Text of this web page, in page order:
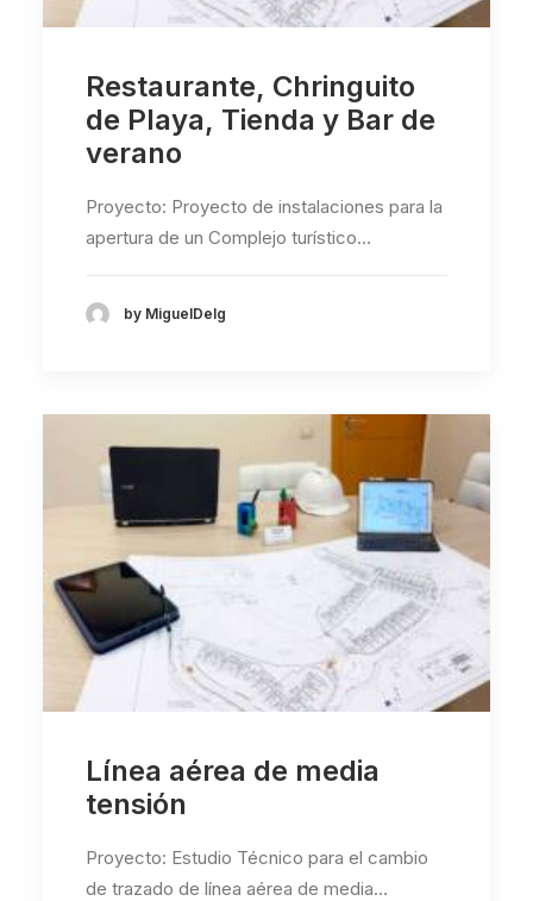
Restaurante, Chringuito
de Playa, Tienda y Bar de
verano
Proyecto: Proyecto de instalaciones para la
apertura de un Complejo turístico…
by MiguelDelg
Línea aérea de media
tensión
Proyecto: Estudio Técnico para el cambio
de trazado de línea aérea de media…